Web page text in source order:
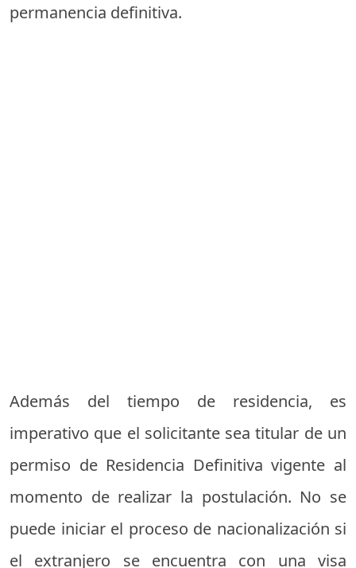
permanencia definitiva.
Además del tiempo de residencia, es
imperativo que el solicitante sea titular de un
permiso de Residencia Definitiva vigente al
momento de realizar la postulación. No se
puede iniciar el proceso de nacionalización si
el extranjero se encuentra con una visa